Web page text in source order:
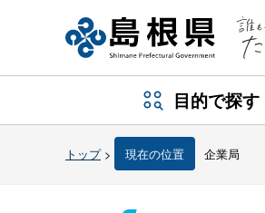
目的で探す
トップ> 現在の位置 企業局